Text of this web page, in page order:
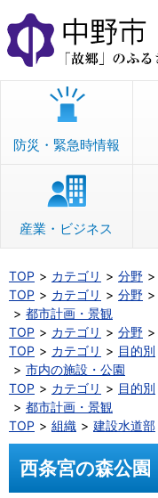
本
文
へ
移
防災・緊急時情報
産業・ビジネス
TOP カテゴリ 分野
TOP
カテゴリ 分野
都市計画・景観
TOP
カテゴリ 分野
TOP
カテゴリ 目的別
市内の施設・公園
TOP
カテゴリ 目的別
都市計画・景観
TOP
組織 建設水道部
西条宮の森公園